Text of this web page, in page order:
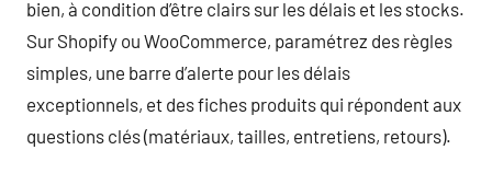
bien, à condition d’être clairs sur les délais et les stocks.
Sur Shopify ou WooCommerce, paramétrez des règles
simples, une barre d’alerte pour les délais
exceptionnels, et des fiches produits qui répondent aux
questions clés (matériaux, tailles, entretiens, retours).